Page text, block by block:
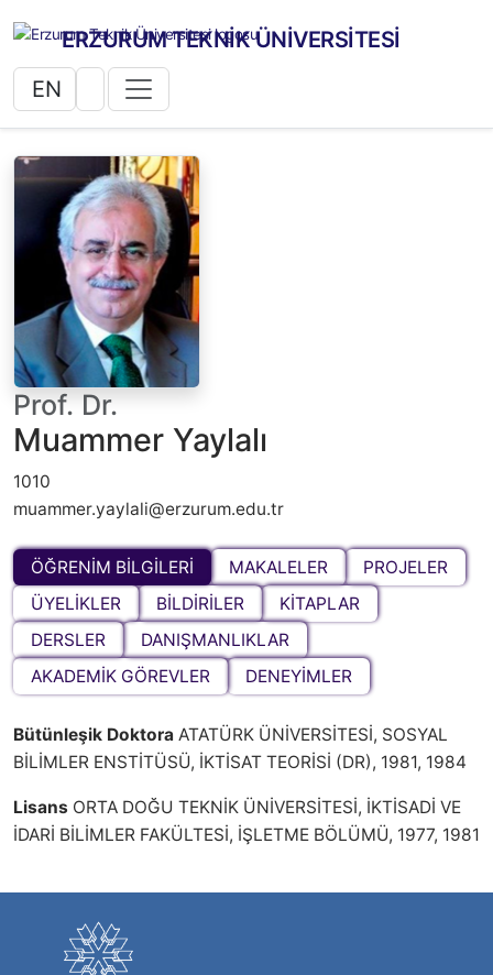
ERZURUM TEKNİK ÜNİVERSİTESİ
EN
Prof. Dr.
Muammer Yaylalı
1010
muammer.yaylali@erzurum.edu.tr
ÖĞRENİM BİLGİLERİ MAKALELER
PROJELER
ÜYELİKLER
BİLDİRİLER
KİTAPLAR
DERSLER
DANIŞMANLIKLAR
AKADEMİK GÖREVLER
DENEYİMLER
Bütünleşik Doktora ATATÜRK ÜNİVERSİTESİ, SOSYAL
BİLİMLER ENSTİTÜSÜ, İKTİSAT TEORİSİ (DR), 1981, 1984
Lisans ORTA DOĞU TEKNİK ÜNİVERSİTESİ, İKTİSADİ VE
İDARİ BİLİMLER FAKÜLTESİ, İŞLETME BÖLÜMÜ, 1977, 1981